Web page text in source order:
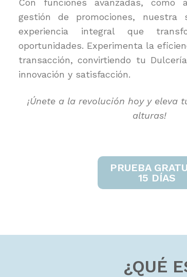
Con funciones avanzadas,
gestión de promociones, nuestra
experiencia integral que
oportunidades. Experimenta la
transacción, convirtiendo tu
innovación y satisfacción.
¡Únete a la revolución hoy y eleva
alturas!
PRUEBA
15 DÍAS
¿QUÉ